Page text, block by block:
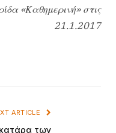
«Καθημερινή» στις
21.1.2017
ARTICLE
των